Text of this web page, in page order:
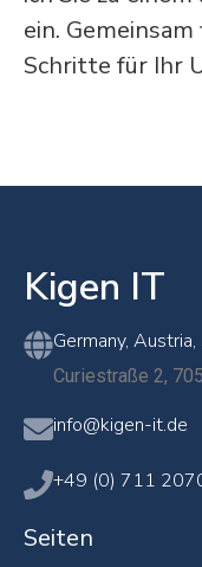
ein.
Schritte für Ihr
Kigen IT
Germany,
Curiestraße 2,
info@kigen-it.de
+49 (0) 711
Seiten